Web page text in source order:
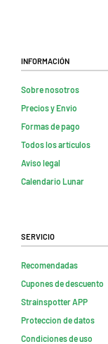
Información
Sobre nosotros
Precios y Envio
Formas de pago
Todos los artículos
Aviso legal
Calendario Lunar
Servicio
Recomendadas
Cupones de descuento
Strainspotter APP
Proteccion de datos
Condiciones de uso